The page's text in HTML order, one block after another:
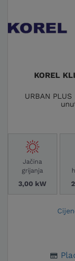
KOREL
URBAN
Jačina
grijanja
3,00 kW